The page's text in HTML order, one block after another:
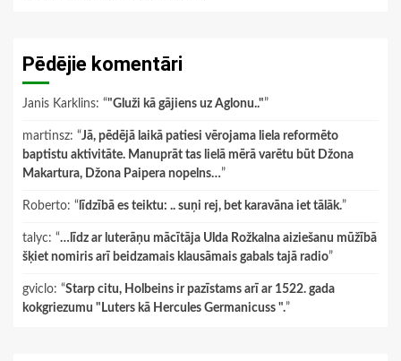
Pēdējie komentāri
Janis Karklins: “"Gluži kā gājiens uz Aglonu.."”
martinsz: “Jā, pēdējā laikā patiesi vērojama liela reformēto
baptistu aktivitāte. Manuprāt tas lielā mērā varētu būt Džona
Makartura, Džona Paipera nopelns…”
Roberto: “ līdzībā es teiktu: .. suņi rej, bet karavāna iet tālāk.”
talyc: “…līdz ar luterāņu mācītāja Ulda Rožkalna aiziešanu mūžībā
šķiet nomiris arī beidzamais klausāmais gabals tajā radio”
gviclo: “Starp citu, Holbeins ir pazīstams arī ar 1522. gada
kokgriezumu "Luters kā Hercules Germanicuss ".”